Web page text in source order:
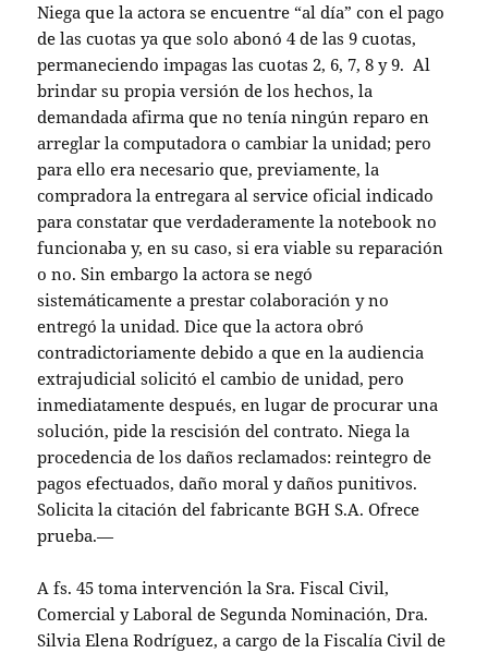
Niega que la actora se encuentre “al día” con el pago
de las cuotas ya que solo abonó 4 de las 9 cuotas,
permaneciendo impagas las cuotas 2, 6, 7, 8 y 9. Al
brindar su propia versión de los hechos, la
demandada afirma que no tenía ningún reparo en
arreglar la computadora o cambiar la unidad; pero
para ello era necesario que, previamente, la
compradora la entregara al service oficial indicado
para constatar que verdaderamente la notebook no
funcionaba y, en su caso, si era viable su reparación
o no. Sin embargo la actora se negó
sistemáticamente a prestar colaboración y no
entregó la unidad. Dice que la actora obró
contradictoriamente debido a que en la audiencia
extrajudicial solicitó el cambio de unidad, pero
inmediatamente después, en lugar de procurar una
solución, pide la rescisión del contrato. Niega la
procedencia de los daños reclamados: reintegro de
pagos efectuados, daño moral y daños punitivos.
Solicita la citación del fabricante BGH S.A. Ofrece
prueba.—
A fs. 45 toma intervención la Sra. Fiscal Civil,
Comercial y Laboral de Segunda Nominación, Dra.
Silvia Elena Rodríguez, a cargo de la Fiscalía Civil de